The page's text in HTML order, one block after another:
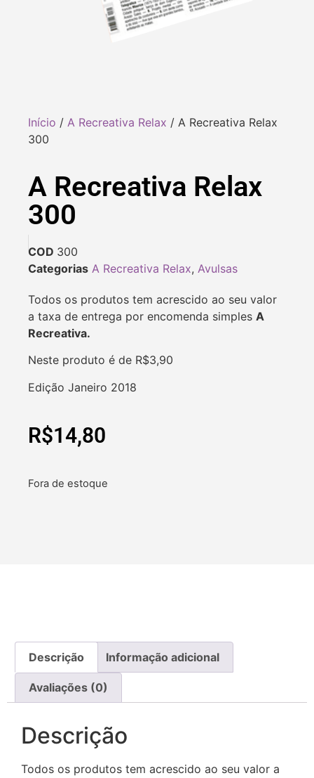
Início / A Recreativa Relax / A Recreativa Relax
300
A Recreativa Relax
300
COD 300
Categorias A Recreativa Relax, Avulsas
Todos os produtos tem acrescido ao seu valor
a taxa de entrega por encomenda simples A
Recreativa.
Neste produto é de R$3,90
Edição Janeiro 2018
R$14,80
Fora de estoque
Descrição Informação adicional
Avaliações (0)
Descrição
Todos os produtos tem acrescido ao seu valor a